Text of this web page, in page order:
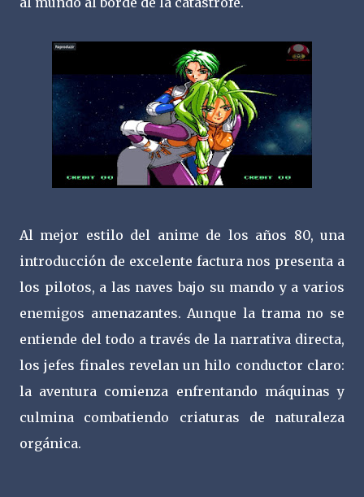
Al mejor estilo del anime de los años 80, una
introducción de excelente factura nos presenta a
los pilotos, a las naves bajo su mando y a varios
enemigos amenazantes. Aunque la trama no se
entiende del todo a través de la narrativa directa,
los jefes finales revelan un hilo conductor claro:
la aventura comienza enfrentando máquinas y
culmina combatiendo criaturas de naturaleza
orgánica.